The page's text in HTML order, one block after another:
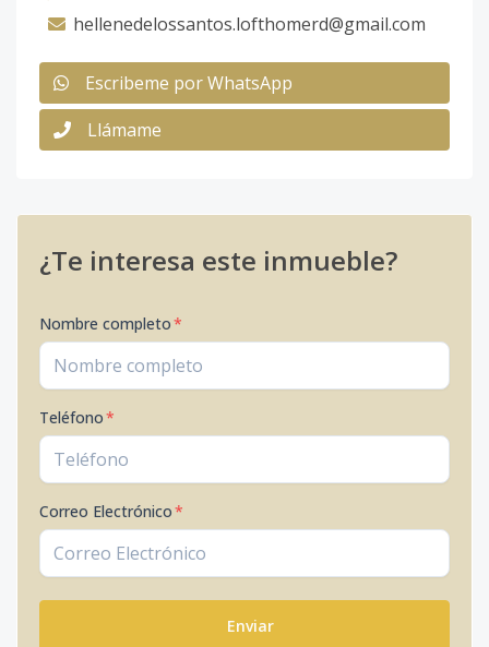
hellenedelossantos.lofthomerd@gmail.com
Escribeme por WhatsApp
Llámame
¿Te interesa este inmueble?
Nombre completo*
Teléfono*
Correo Electrónico*
Enviar